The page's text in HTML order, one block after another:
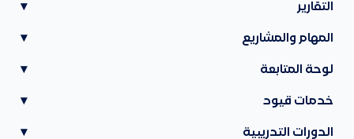
التقارير ▾
المهام والمشاريع ▾
لوحة المتابعة ▾
خدمات قيود ▾
الدورات التدريبية ▾